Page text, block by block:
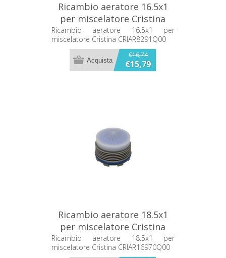
Ricambio aeratore 16.5x1
per miscelatore Cristina
CRIAR8291Q00
Ricambio aeratore 16.5x1 per
miscelatore Cristina CRIAR8291Q00
€16,74
€15,79
Ricambio aeratore 18.5x1
per miscelatore Cristina
CRIAR16970Q00
Ricambio aeratore 18.5x1 per
miscelatore Cristina CRIAR16970Q00